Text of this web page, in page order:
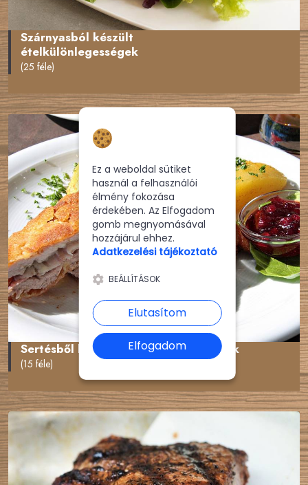
Szárnyasból készült
ételkülönlegességek
(25 féle)
Sertésből készült ételkülönlegességek
(15 féle)
Ez a weboldal sütiket
használ a felhasználói
élmény fokozása
érdekében. Az Elfogadom
gomb megnyomásával
hozzájárul ehhez.
Adatkezelési tájékoztató
BEÁLLÍTÁSOK
Elutasítom
Elfogadom